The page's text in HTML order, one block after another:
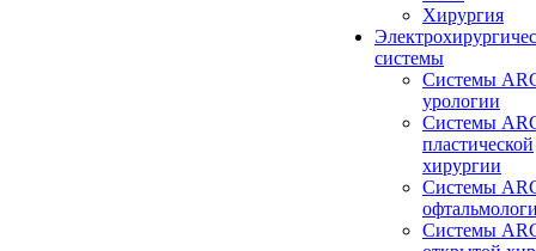
Хирургия
системы
Системы
урологии
Системы
пластической
хирургии
Системы
Системы